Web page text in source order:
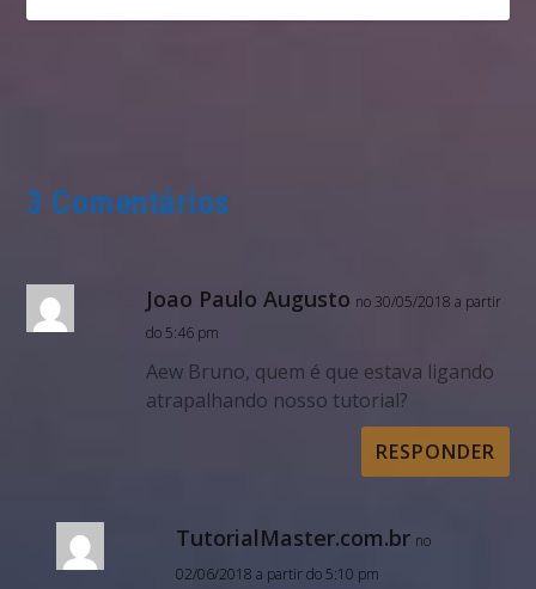
3 Comentários
Joao Paulo Augusto no 30/05/2018 a partir
do 5:46 pm
Aew Bruno, quem é que estava ligando
atrapalhando nosso tutorial?
RESPONDER
TutorialMaster.com.br no
02/06/2018 a partir do 5:10 pm